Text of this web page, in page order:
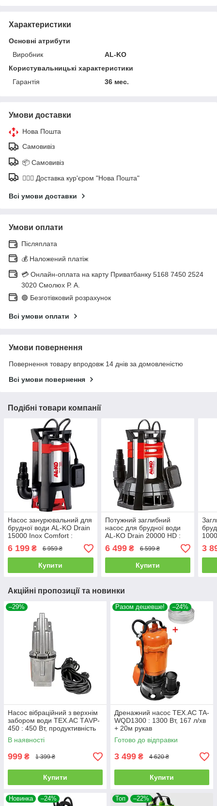
Характеристики
Основні атрибути
Виробник
AL-KO
Користувальницькі характеристики
Гарантія
36 мес.
Умови доставки
Нова Пошта
Самовивіз
📦 Самовивіз
🚶🏼‍♂️ Доставка кур'єром "Нова Пошта"
Всі умови доставки
Умови оплати
Післяплата
💰 Наложений платіж
💳 Онлайн-оплата на карту Приватбанку 5168 7450 2524
3020 Смолюх Р. А.
🟢 Безготівковий розрахунок
Всі умови оплати
Умови повернення
Повернення товару впродовж 14 днів за домовленістю
Всі умови повернення
Подібні товари компанії
Насос занурювальний для
брудної води AL-KO Drain
15000 Inox Comfort :
1100Вт, 15000 л/год,
глибини 5 м на висоту до
11 м
6 199 ₴ 6 959 ₴
Купити
Потужний заглибний
насос для брудної води
AL-KO Drain 20000 HD :
1300 Вт, 10 м кабелю,
20000 л/г, насос для
брудної води
6 499₴ 6 599 ₴
Купити
10м
3
Акційні пропозиції та новинки
–29%
Насос вібраційний з верхнім
забором води TEX.AC ТАVP-
450 : 450 Вт, продуктивність
20 л/хв
В наявності
999 ₴ 1 399 ₴
Купити
Разом дешевше! –24%
Дренажний насос TEX.AC TA-
WQD1300 : 1300 Вт, 167 л/хв
+ 20м рукав
Готово до відправки
3 499 ₴ 4 620 ₴
Купити
Новинка –24% Топ –22%